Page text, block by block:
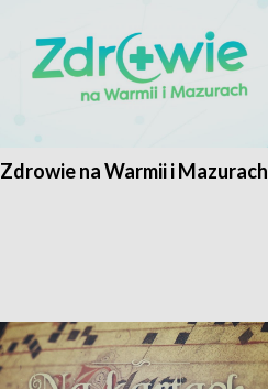
Zdrowie na Warmii i Mazurach